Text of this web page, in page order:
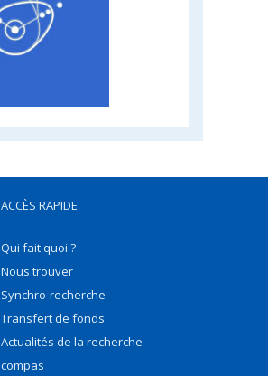
ACCÈS RAPIDE
Qui fait quoi ?
Nous trouver
Synchro-recherche
Transfert de fonds
Actualités de la recherche
compas